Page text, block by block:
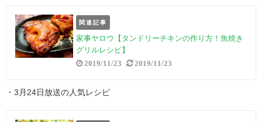
関連記事
家事ヤロウ【タンドリーチキンの作り方！魚焼き
グリルレシピ】
2019/11/23 2019/11/23
・3月24日放送の人気レシピ